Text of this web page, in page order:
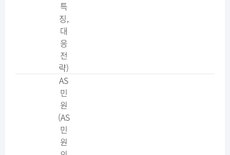
특
징​,
대
응
전
략)
AS
민
원​
(AS
민
원